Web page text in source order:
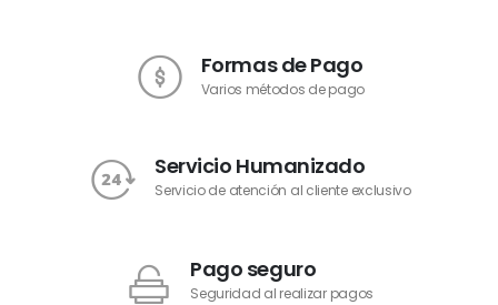
Formas de Pago
Varios métodos de pago
Servicio Humanizado
Servicio de atención al cliente exclusivo
Pago seguro
Seguridad al realizar pagos